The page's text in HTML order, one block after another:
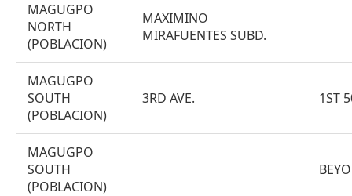
MAGUGPO
NORTH
(POBLACION)
MAXIMINO
MIRAFUENTES SUBD.
MAGUGPO
SOUTH
(POBLACION)
3RD AVE. 1ST
MAGUGPO
SOUTH
(POBLACION)